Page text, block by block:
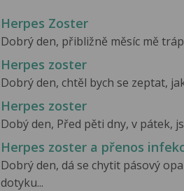
Herpes Zoster
Dobrý den, přibližně měsíc mě
Herpes zoster
Dobrý den, chtěl bych se zeptat,
Herpes zoster
Dobý den, Před pěti dny, v pátek,
Herpes zoster a přenos
Dobrý den, dá se chytit pásový
dotyku...